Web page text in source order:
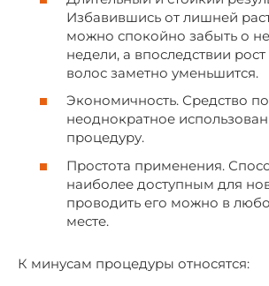
Избавившись от лишней
можно спокойно забыть о
недели, а впоследствии
волос заметно уменьшится.
Экономичность. Средство
неоднократное
процедуру.
Простота применения.
наиболее доступным для
проводить его можно в
месте.
К минусам процедуры относятся: